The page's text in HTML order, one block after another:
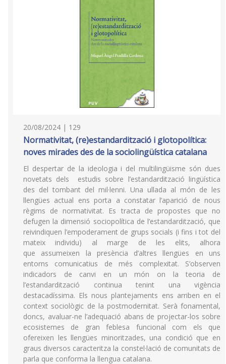
20/08/2024 | 129
Normativitat, (re)estandardització i glotopolítica:
noves mirades des de la sociolingüística catalana
El despertar de la ideologia i del multilingüisme són dues
novetats dels estudis sobre l’estandardització lingüística
des del tombant del mil·lenni. Una ullada al món de les
llengües actual ens porta a constatar l’aparició de nous
règims de normativitat. Es tracta de propostes que no
defugen la dimensió sociopolítica de l’estandardització, que
reivindiquen l’empoderament de grups socials (i fins i tot del
mateix individu) al marge de les elits, alhora
que assumeixen la presència d’altres llengües en uns
entorns comunicatius de més complexitat. S’observen
indicadors de canvi en un món on la teoria de
l’estandardització continua tenint una vigència
destacadíssima. Els nous plantejaments ens arriben en el
context sociològic de la postmodernitat. Serà fonamental,
doncs, avaluar-ne l’adequació abans de projectar-los sobre
ecosistemes de gran feblesa funcional com els que
ofereixen les llengües minoritzades, una condició que en
graus diversos caracteritza la constel·lació de comunitats de
parla que conforma la llengua catalana.